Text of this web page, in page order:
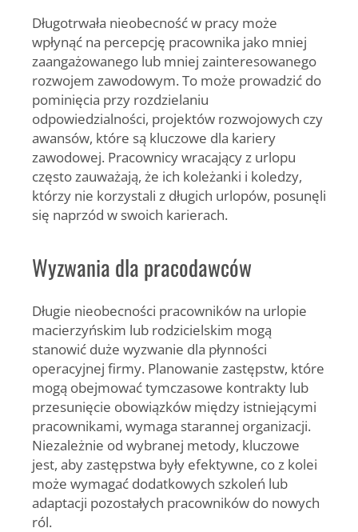
Długotrwała nieobecność w pracy może
wpłynąć na percepcję pracownika jako mniej
zaangażowanego lub mniej zainteresowanego
rozwojem zawodowym. To może prowadzić do
pominięcia przy rozdzielaniu
odpowiedzialności, projektów rozwojowych czy
awansów, które są kluczowe dla kariery
zawodowej. Pracownicy wracający z urlopu
często zauważają, że ich koleżanki i koledzy,
którzy nie korzystali z długich urlopów, posunęli
się naprzód w swoich karierach.
Wyzwania dla pracodawców
Długie nieobecności pracowników na urlopie
macierzyńskim lub rodzicielskim mogą
stanowić duże wyzwanie dla płynności
operacyjnej firmy. Planowanie zastępstw, które
mogą obejmować tymczasowe kontrakty lub
przesunięcie obowiązków między istniejącymi
pracownikami, wymaga starannej organizacji.
Niezależnie od wybranej metody, kluczowe
jest, aby zastępstwa były efektywne, co z kolei
może wymagać dodatkowych szkoleń lub
adaptacji pozostałych pracowników do nowych
ról.